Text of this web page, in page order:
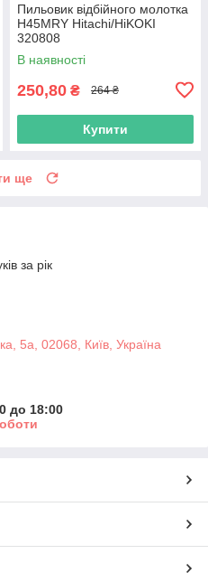
Пильовик відбійного молотка
H45MRY Hitachi/HiKOKI
320808
В наявності
250,80 ₴ 264 ₴
Купити
ще
за рік
5а, 02068, Київ, Україна
до 18:00